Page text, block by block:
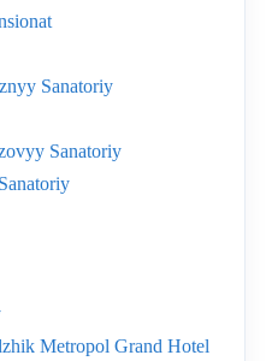
Sanatoriy
Sanatoriy
Metropol Grand Hotel